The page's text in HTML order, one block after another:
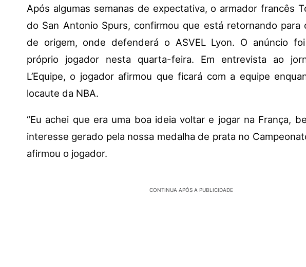
Após algumas semanas de expectativa, o armador francês
do San Antonio Spurs, confirmou que está retornando
de origem, onde defenderá o ASVEL Lyon. O anúncio
próprio jogador nesta quarta-feira. Em entrevista ao
L’Equipe, o jogador afirmou que ficará com a equipe
locaute da NBA.
“Eu achei que era uma boa ideia voltar e jogar na França,
interesse gerado pela nossa medalha de prata no
afirmou o jogador.
CONTINUA APÓS A PUBLICIDADE